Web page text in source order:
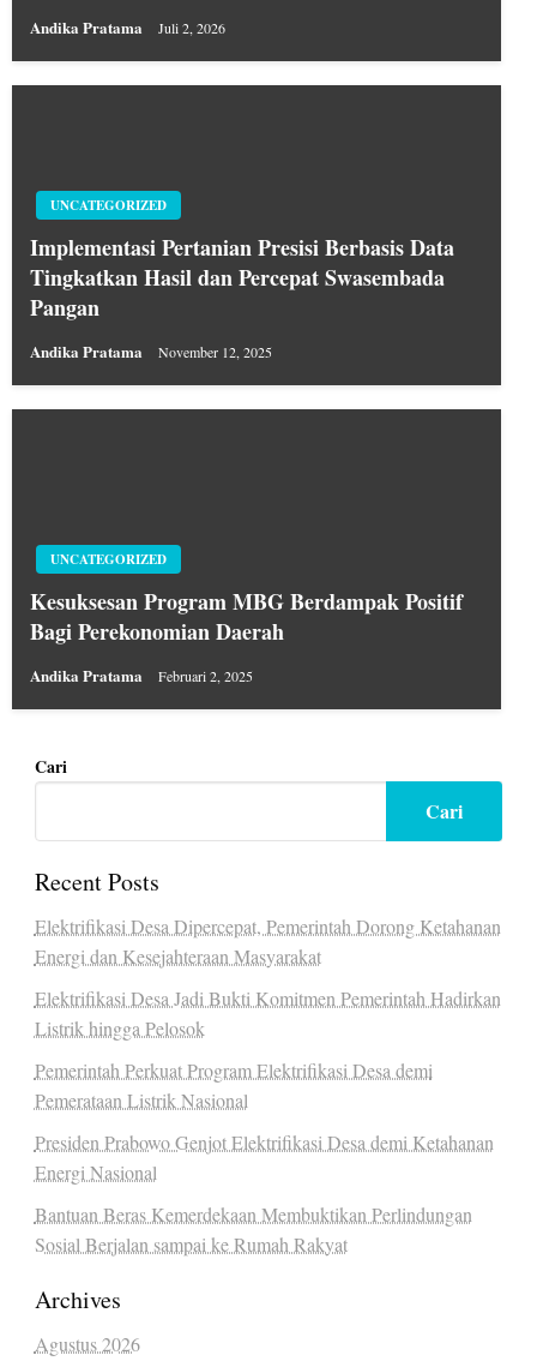
Andika Pratama Juli 2, 2026
UNCATEGORIZED
Implementasi Pertanian Presisi Berbasis Data
Tingkatkan Hasil dan Percepat Swasembada
Pangan
Andika Pratama November 12, 2025
UNCATEGORIZED
Kesuksesan Program MBG Berdampak Positif
Bagi Perekonomian Daerah
Andika Pratama Februari 2, 2025
Cari
Cari
Recent Posts
Elektrifikasi Desa Dipercepat, Pemerintah Dorong Ketahanan
Energi dan Kesejahteraan Masyarakat
Elektrifikasi Desa Jadi Bukti Komitmen Pemerintah Hadirkan
Listrik hingga Pelosok
Pemerintah Perkuat Program Elektrifikasi Desa demi
Pemerataan Listrik Nasional
Presiden Prabowo Genjot Elektrifikasi Desa demi Ketahanan
Energi Nasional
Bantuan Beras Kemerdekaan Membuktikan Perlindungan
Sosial Berjalan sampai ke Rumah Rakyat
Archives
Agustus 2026